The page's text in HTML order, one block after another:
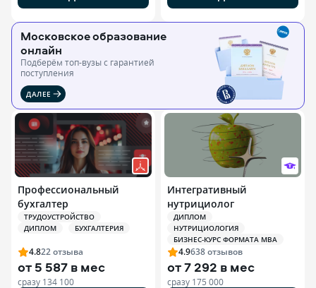
Московское образование
онлайн
Подберём топ-вузы c гарантией
поступления
ДАЛЕЕ
Профессиональный
бухгалтер
ТРУДОУСТРОЙСТВО
ДИПЛОМ
БУХГАЛТЕРИЯ
4.822отзыва
от 5 587 в мес
сразу 134 100
Интегративный
нутрициолог
ДИПЛОМ
НУТРИЦИОЛОГИЯ
БИЗНЕС-КУРС ФОРМАТА MBA
4.9638отзывов
от7 292 в мес
сразу 175 000